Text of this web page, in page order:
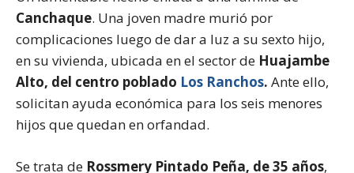
Canchaque. Una joven madre murió por
complicaciones luego de dar a luz a su sexto hijo,
en su vivienda, ubicada en el sector de Huajambe
Alto, del centro poblado Los Ranchos. Ante ello,
solicitan ayuda económica para los seis menores
hijos que quedan en orfandad.
Se trata de Rossmery Pintado Peña, de 35 años,